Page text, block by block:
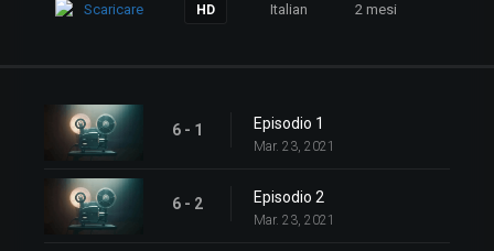
Scaricare HD Italian 2 mesi
6 - 1 Episodio 1
Mar. 23, 2021
6 - 2 Episodio 2
Mar. 23, 2021